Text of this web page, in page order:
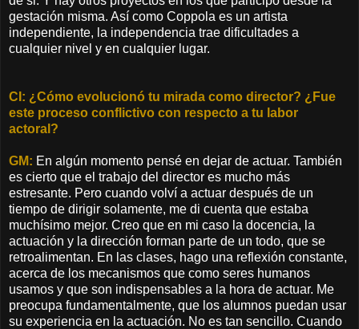
gestación misma. Así como Coppola es un artista
independiente, la independencia trae dificultades a
cualquier nivel y en cualquier lugar.
CI: ¿Cómo evolucionó tu mirada como director? ¿Fue
este proceso conflictivo con respecto a tu labor
actoral?
GM: En algún momento pensé en dejar de actuar. También
es cierto que el trabajo del director es mucho más
estresante. Pero cuando volví a actuar después de un
tiempo de dirigir solamente, me di cuenta que estaba
muchísimo mejor. Creo que en mi caso la docencia, la
actuación y la dirección forman parte de un todo, que se
retroalimentan. En las clases, hago una reflexión constante,
acerca de los mecanismos que como seres humanos
usamos y que son indispensables a la hora de actuar. Me
preocupa fundamentalmente, que los alumnos puedan usar
su experiencia en la actuación. No es tan sencillo. Cuando